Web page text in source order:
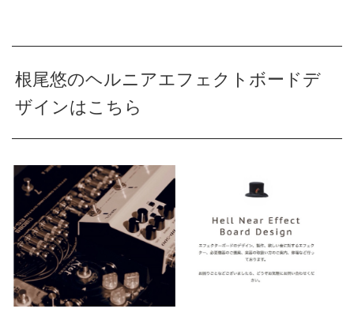
根尾悠のヘルニアエフェクトボードデ
ザインはこちら